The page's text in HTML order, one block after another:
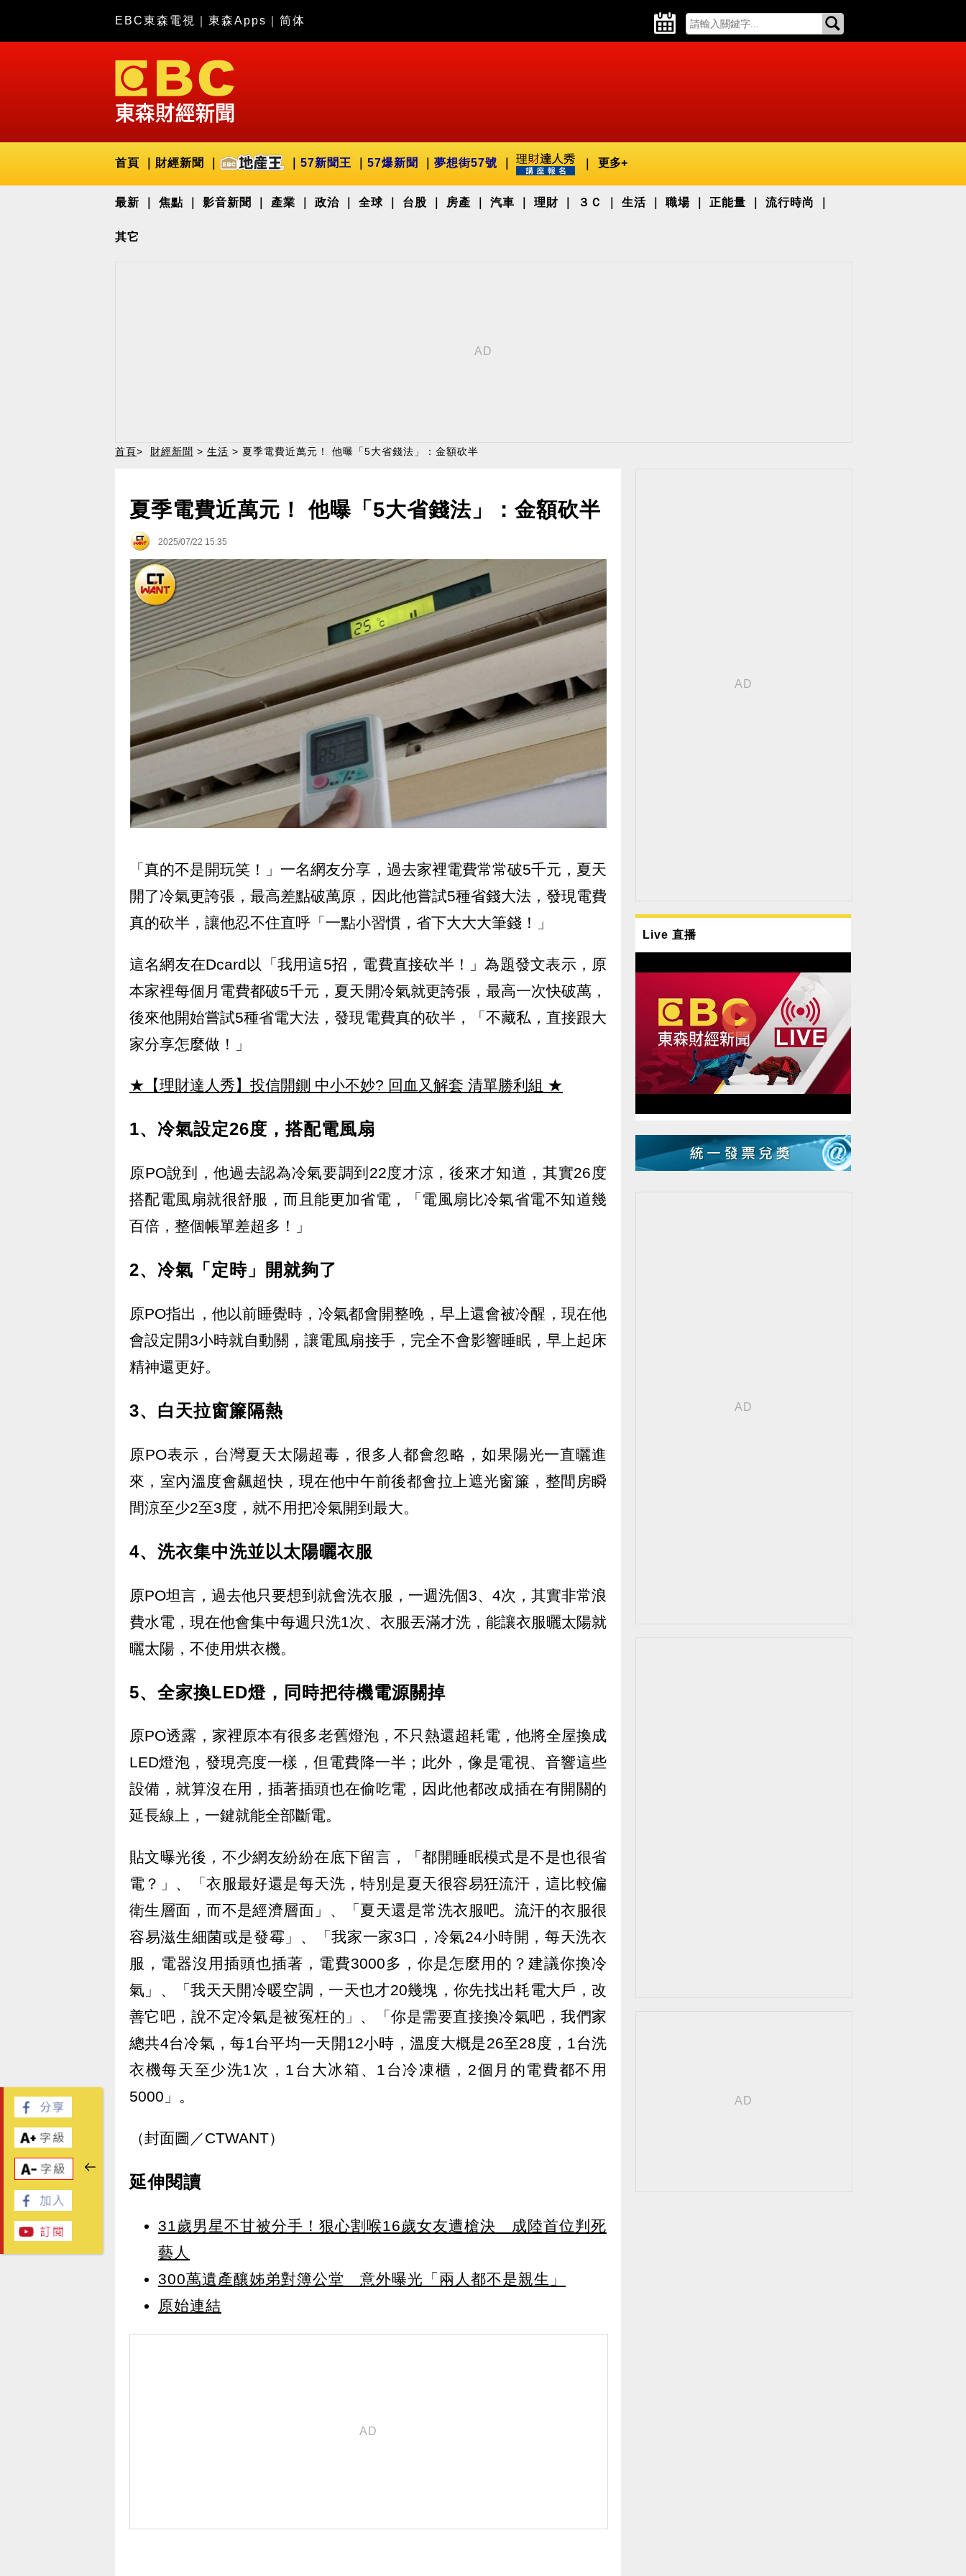
EBC東森電視 東森Apps 简体
首頁 財經新聞 57新聞王 57爆新聞 夢想街57號 更多+
最新 焦點 影音新聞 產業 政治 全球 台股 房產 汽車 理財 ３Ｃ 生活 職場 正能量 流行時尚
其它
首頁> 財經新聞 > 生活 > 夏季電費近萬元！ 他曝「5大省錢法」：金額砍半
夏季電費近萬元！ 他曝「5大省錢法」：金額砍半
2025/07/22 15:35
「真的不是開玩笑！」一名網友分享，過去家裡電費常常破5千元，夏天
開了冷氣更誇張，最高差點破萬原，因此他嘗試5種省錢大法，發現電費
真的砍半，讓他忍不住直呼「一點小習慣，省下大大大筆錢！」
這名網友在Dcard以「我用這5招，電費直接砍半！」為題發文表示，原
本家裡每個月電費都破5千元，夏天開冷氣就更誇張，最高一次快破萬，
後來他開始嘗試5種省電大法，發現電費真的砍半，「不藏私，直接跟大
家分享怎麼做！」
★【理財達人秀】投信開鍘 中小不妙? 回血又解套 清單勝利組 ★
1、冷氣設定26度，搭配電風扇
原PO說到，他過去認為冷氣要調到22度才涼，後來才知道，其實26度
搭配電風扇就很舒服，而且能更加省電，「電風扇比冷氣省電不知道幾
百倍，整個帳單差超多！」
2、冷氣「定時」開就夠了
原PO指出，他以前睡覺時，冷氣都會開整晚，早上還會被冷醒，現在他
會設定開3小時就自動關，讓電風扇接手，完全不會影響睡眠，早上起床
精神還更好。
3、白天拉窗簾隔熱
原PO表示，台灣夏天太陽超毒，很多人都會忽略，如果陽光一直曬進
來，室內溫度會飆超快，現在他中午前後都會拉上遮光窗簾，整間房瞬
間涼至少2至3度，就不用把冷氣開到最大。
4、洗衣集中洗並以太陽曬衣服
原PO坦言，過去他只要想到就會洗衣服，一週洗個3、4次，其實非常浪
費水電，現在他會集中每週只洗1次、衣服丟滿才洗，能讓衣服曬太陽就
曬太陽，不使用烘衣機。
5、全家換LED燈，同時把待機電源關掉
原PO透露，家裡原本有很多老舊燈泡，不只熱還超耗電，他將全屋換成
LED燈泡，發現亮度一樣，但電費降一半；此外，像是電視、音響這些
設備，就算沒在用，插著插頭也在偷吃電，因此他都改成插在有開關的
延長線上，一鍵就能全部斷電。
貼文曝光後，不少網友紛紛在底下留言，「都開睡眠模式是不是也很省
電？」、「衣服最好還是每天洗，特別是夏天很容易狂流汗，這比較偏
衛生層面，而不是經濟層面」、「夏天還是常洗衣服吧。流汗的衣服很
容易滋生細菌或是發霉」、「我家一家3口，冷氣24小時開，每天洗衣
服，電器沒用插頭也插著，電費3000多，你是怎麼用的？建議你換冷
氣」、「我天天開冷暖空調，一天也才20幾塊，你先找出耗電大戶，改
善它吧，說不定冷氣是被冤枉的」、「你是需要直接換冷氣吧，我們家
總共4台冷氣，每1台平均一天開12小時，溫度大概是26至28度，1台洗
衣機每天至少洗1次，1台大冰箱、1台冷凍櫃，2個月的電費都不用
5000」。
（封面圖／CTWANT）
延伸閱讀
31歲男星不甘被分手！狠心割喉16歲女友遭槍決 成陸首位判死
藝人
300萬遺產釀姊弟對簿公堂 意外曝光「兩人都不是親生」
原始連結
Live 直播